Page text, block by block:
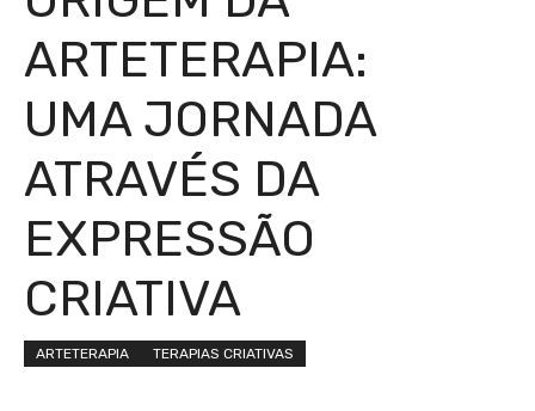
ARTETERAPIA:
UMA JORNADA
ATRAVÉS DA
EXPRESSÃO
CRIATIVA
ARTETERAPIA TERAPIAS CRIATIVAS